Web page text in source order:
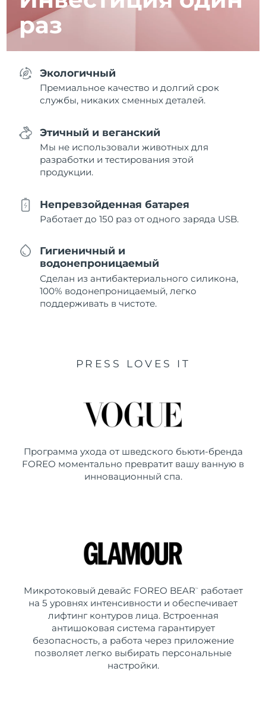
раз
Экологичный
Премиальное качество и долгий срок
службы, никаких сменных деталей.
Этичный и веганский
Мы не использовали животных для
разработки и тестирования этой
продукции.
Непревзойденная батарея
Работает до 150 раз от одного заряда USB.
Гигиеничный и
водонепроницаемый
Сделан из антибактериального силикона,
100% водонепроницаемый, легко
поддерживать в чистоте.
PRESS LOVES IT
Программа ухода от шведского бьюти-бренда
FOREO моментально превратит вашу ванную в
инновационный спа.
Микротоковый девайс FOREO BEAR ™
работает
на 5 уровнях интенсивности и обеспечивает
лифтинг контуров лица. Встроенная
антишоковая система гарантирует
безопасность, а работа через приложение
позволяет легко выбирать персональные
настройки.